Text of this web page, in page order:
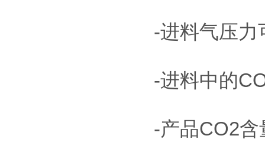
-进料气压力
-进料中的
-产品CO2含